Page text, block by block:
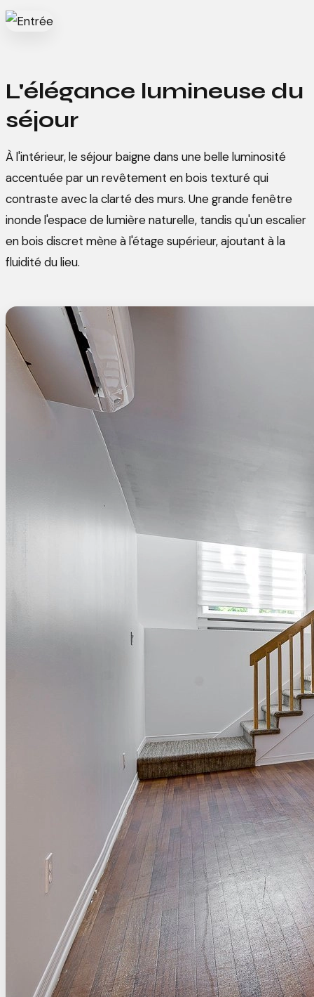
L'élégance lumineuse du
séjour
À l'intérieur, le séjour baigne dans une belle luminosité
accentuée par un revêtement en bois texturé qui
contraste avec la clarté des murs. Une grande fenêtre
inonde l'espace de lumière naturelle, tandis qu'un escalier
en bois discret mène à l'étage supérieur, ajoutant à la
fluidité du lieu.